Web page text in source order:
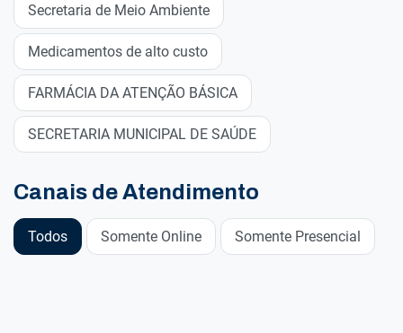
Secretaria de Meio Ambiente
Medicamentos de alto custo
FARMÁCIA DA ATENÇÃO BÁSICA
SECRETARIA MUNICIPAL DE SAÚDE
Canais de Atendimento
Todos Somente Online Somente Presencial